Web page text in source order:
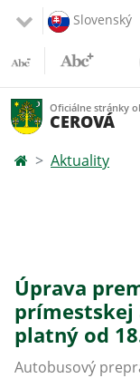
Slovenský
Oficiálne stránky
CEROVÁ
Aktuality
Úprava
prímestskej
platný od
Autobusový